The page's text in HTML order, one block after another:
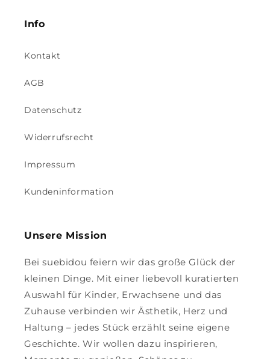
Info
Kontakt
AGB
Datenschutz
Widerrufsrecht
Impressum
Kundeninformation
Unsere Mission
Bei suebidou feiern wir das große Glück der
kleinen Dinge. Mit einer liebevoll kuratierten
Auswahl für Kinder, Erwachsene und das
Zuhause verbinden wir Ästhetik, Herz und
Haltung – jedes Stück erzählt seine eigene
Geschichte. Wir wollen dazu inspirieren,